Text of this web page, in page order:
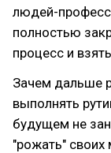
людей-
полностью
процесс и
Зачем дальше
выполнять
будущем не
"рожать" своих